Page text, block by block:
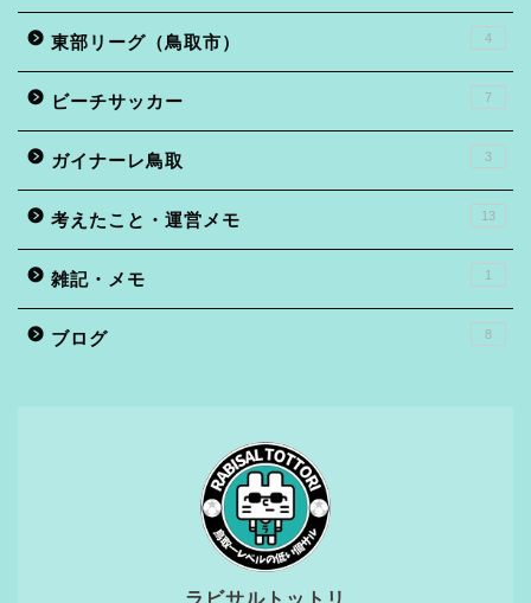
東部リーグ（鳥取市） 4
ビーチサッカー 7
ガイナーレ鳥取 3
考えたこと・運営メモ 13
雑記・メモ 1
ブログ 8
ラビサルトットリ